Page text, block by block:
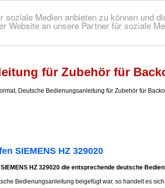
Medien anbieten zu können und
Website an unsere Partner für soziale
für Zubehör für
Deutsche Bedienungsanleitung für Zubehör für
SIEMENS HZ 329020
HZ 329020 die entsprechende deutsche
Bedienungsanleitung beigefügt war, so handelt es